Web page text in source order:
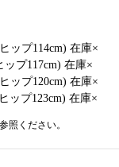
ップ114cm) 在庫×
ップ117cm) 在庫×
ップ120cm) 在庫×
ップ123cm) 在庫×
照ください。